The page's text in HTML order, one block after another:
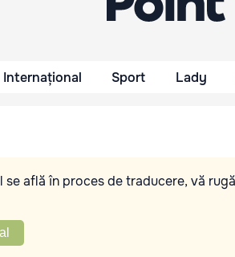
Internațional Sport Lady
află în proces de traducere, vă